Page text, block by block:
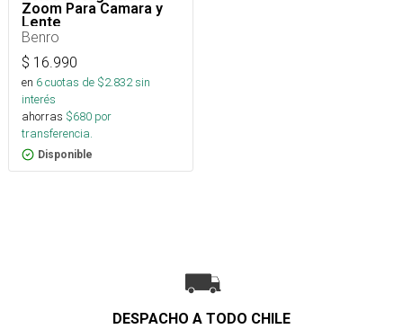
Zoom Para Camara y
Lente
Benro
$ 16.990
en 6cuotas de $2.832sin
interés
ahorras $680 por
transferencia.
Disponible
DESPACHO A TODO CHILE